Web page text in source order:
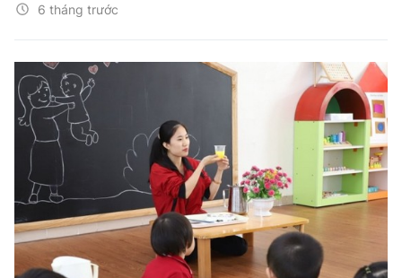
Khác
Photo
6 tháng trước